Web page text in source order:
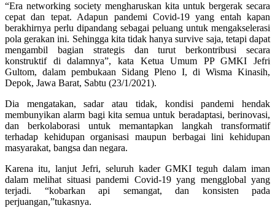
“Era networking society mengharuskan kita untuk bergerak secara
cepat dan tepat. Adapun pandemi Covid-19 yang entah kapan
berakhirnya perlu dipandang sebagai peluang untuk mengakselerasi
pola gerakan ini. Sehingga kita tidak hanya survive saja, tetapi dapat
mengambil bagian strategis dan turut berkontribusi secara
konstruktif di dalamnya”, kata Ketua Umum PP GMKI Jefri
Gultom, dalam pembukaan Sidang Pleno I, di Wisma Kinasih,
Depok, Jawa Barat, Sabtu (23/1/2021).
Dia mengatakan, sadar atau tidak, kondisi pandemi hendak
membunyikan alarm bagi kita semua untuk beradaptasi, berinovasi,
dan berkolaborasi untuk memantapkan langkah transformatif
terhadap kehidupan organisasi maupun berbagai lini kehidupan
masyarakat, bangsa dan negara.
Karena itu, lanjut Jefri, seluruh kader GMKI teguh dalam iman
dalam melihat situasi pandemi Covid-19 yang mengglobal yang
terjadi. “kobarkan api semangat, dan konsisten pada
perjuangan,”tukasnya.